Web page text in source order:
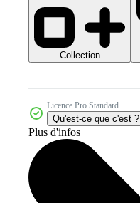
Collection
Licence Pro Standard
Qu'est-ce que c'est ?
Plus d'infos